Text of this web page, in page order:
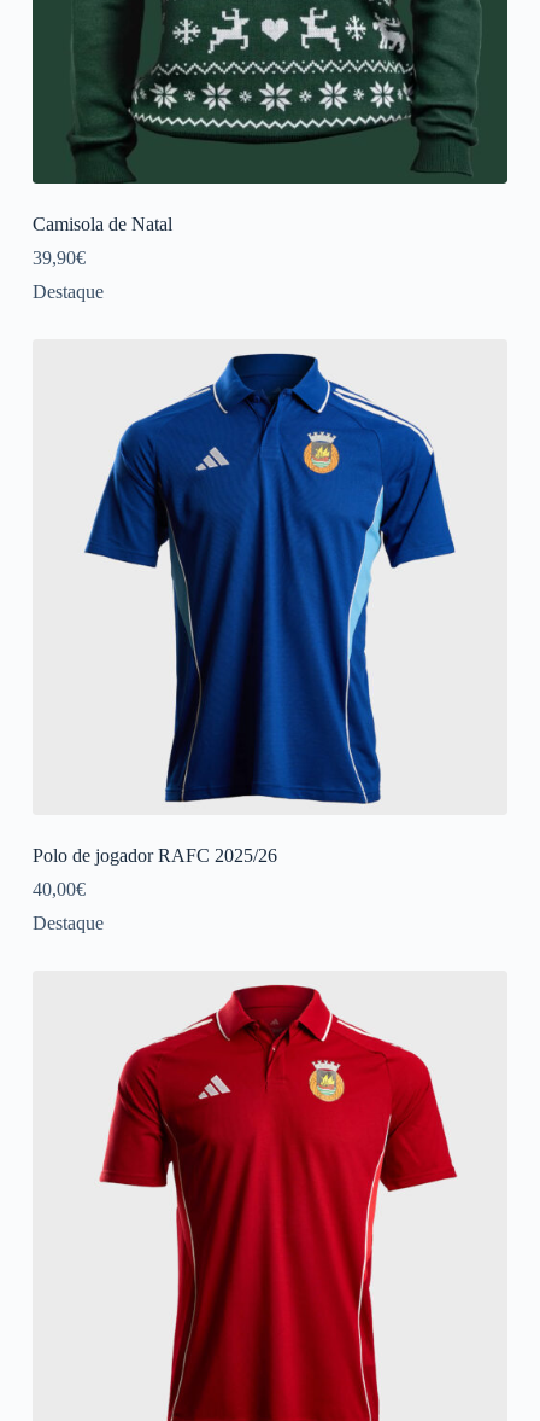
Camisola de Natal
39,90€
Destaque
Polo de jogador RAFC 2025/26
40,00€
Destaque